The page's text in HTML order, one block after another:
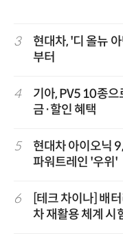
3
현대차, '디 올뉴
부터
4
기아, PV5 10종
금·할인 혜택
5
현대차 아이오닉
파워트레인 '우위'
6
[테크 차이나] 배
차 재활용 체계 시